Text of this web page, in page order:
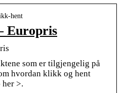
hent
Europris
som er tilgjengelig på
hvordan klikk og hent
her >.